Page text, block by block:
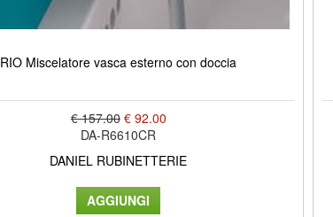
RIO Miscelatore vasca esterno con doccia
€ 157.00 € 92.00
DA-R6610CR
DANIEL RUBINETTERIE